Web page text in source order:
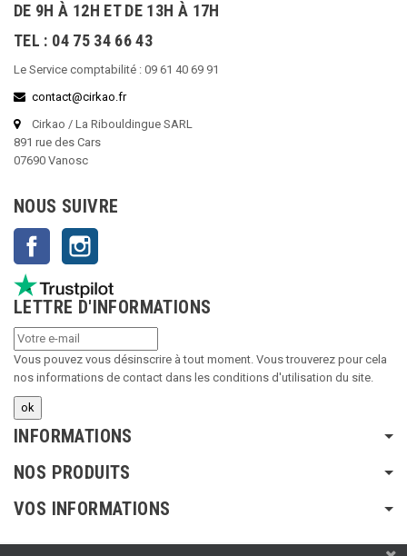
DE 9H À 12H ET DE 13H À 17H
TEL : 04 75 34 66 43
Le Service comptabilité : 09 61 40 69 91
contact@cirkao.fr
Cirkao / La Ribouldingue SARL
891 rue des Cars
07690 Vanosc
NOUS SUIVRE
Facebook
LETTRE D'INFORMATIONS
Vous pouvez vous désinscrire à tout moment. Vous trouverez pour cela
nos informations de contact dans les conditions d'utilisation du site.
INFORMATIONS
NOS PRODUITS
VOS INFORMATIONS